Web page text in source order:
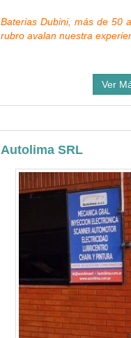
Baterias Dubini, más de 50
rubro avalan nuestra
Ver
Autolima SRL